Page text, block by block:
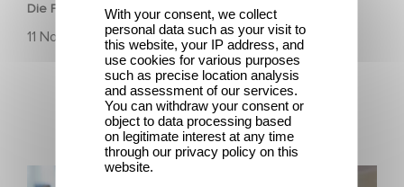
Die Film- und Medienstiftung NRW fördert HEIDI
11 November 2025
Die sechsteilige Miniserie RESET – Wie weit gehst du?
With your consent, we collect
personal data such as your visit to
this website, your IP address, and
use cookies for various purposes
such as precise location analysis
and assessment of our services.
You can withdraw your consent or
object to data processing based
on legitimate interest at any time
through our privacy policy on this
website.